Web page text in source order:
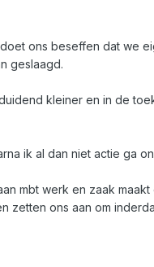
ons beseffen dat we
geslaagd.
kleiner en in de
ik al dan niet actie ga
mbt werk en zaak
zetten ons aan om